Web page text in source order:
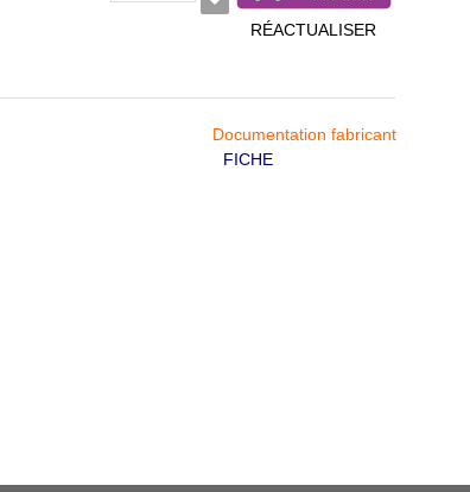
RÉACTUALISER
Documentation fabricant
FICHE